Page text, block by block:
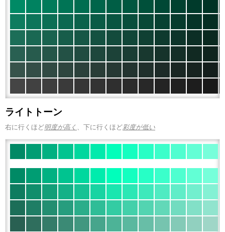
ライトトーン
右に行くほど明度が高く 、下に行くほど彩度が低い